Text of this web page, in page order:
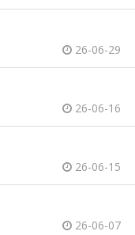
26-06-29
26-06-16
26-06-15
26-06-07